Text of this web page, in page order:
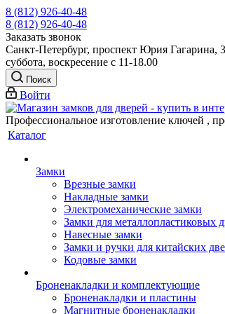
8 (812) 926-40-48
8 (812) 926-40-48
Заказать звонок
Санкт-Петербург, проспект Юрия
суббота, воскресение с 11-18.00
Поиск
Войти
Профессиональное изготовление ключей ,
Каталог
Замки
Врезные замки
Накладные замки
Электромеханические замки
Замки для металлопластиковых
Навесные замки
Замки и ручки для китайских
Кодовые замки
Броненакладки и комплектующие
Броненакладки и пластины
Магнитные броненакладки